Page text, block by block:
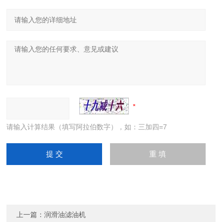
请输入计算结果（填写阿拉伯数字），如：三加四=7
上一篇：润滑油滤油机